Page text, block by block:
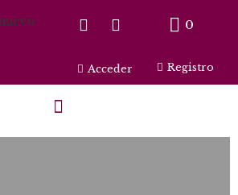
0
Acceder Registro